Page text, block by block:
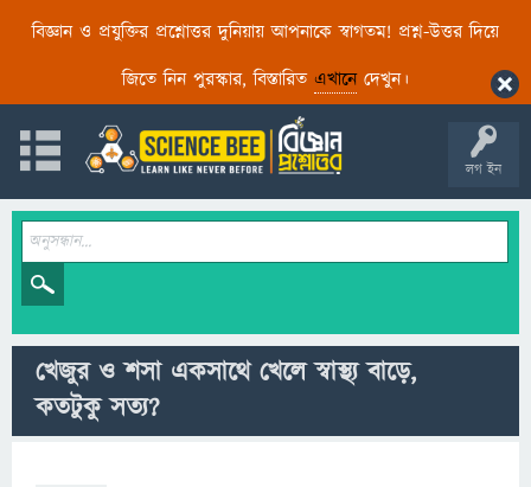
বিজ্ঞান ও প্রযুক্তির প্রশ্নোত্তর দুনিয়ায় আপনাকে স্বাগতম! প্রশ্ন-উত্তর দিয়ে
জিতে নিন পুরস্কার, বিস্তারিত এখানেদেখুন।
লগ ইন
খেজুর ও শসা একসাথে খেলে স্বাস্থ্য বাড়ে,
কতটুকু সত্য?